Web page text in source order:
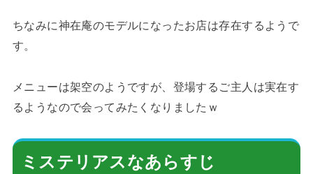
ちなみに神在庵のモデルになったお店は存在するようで
す。
メニューは架空のようですが、登場するご主人は実在す
るようなので会ってみたくなりましたｗ
ミステリアスなあらすじ